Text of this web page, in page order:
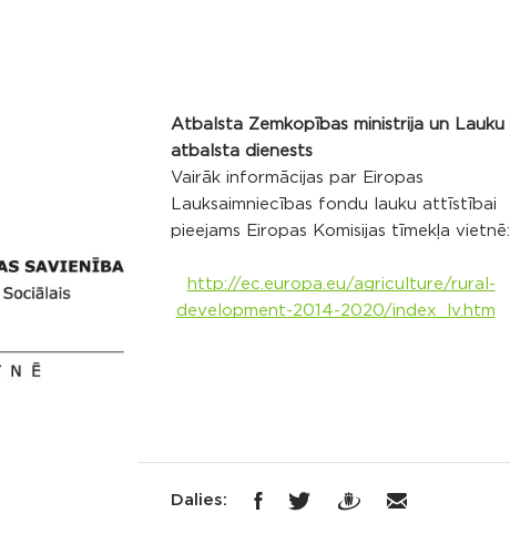
Atbalsta Zemkopības ministrija un Lauku
atbalsta dienests
Vairāk informācijas par Eiropas
Lauksaimniecības fondu lauku attīstībai
pieejams Eiropas Komisijas tīmekļa vietnē:
http://ec.europa.eu/agriculture/rural-
development-2014-2020/index_lv.htm
Dalies: